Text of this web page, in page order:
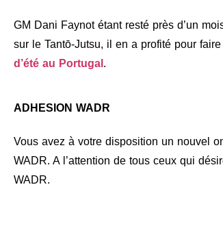
GM Dani Faynot étant resté près d’un
sur le Tantō-Jutsu, il en a profité pour
d’été au Portugal .
ADHESION WADR
Vous avez à votre disposition un nouvel
WADR. A l’attention de tous ceux qui
WADR.